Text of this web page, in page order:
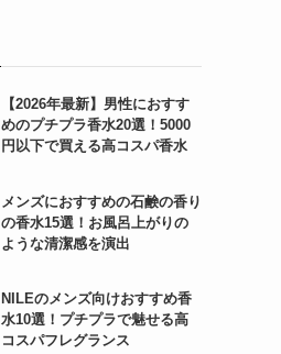
【2026年最新】男性におすす
めのプチプラ香水20選！5000
円以下で買える高コスパ香水
メンズにおすすめの石鹸の香り
の香水15選！お風呂上がりの
ような清潔感を演出
NILEのメンズ向けおすすめ香
水10選！プチプラで魅せる高
コスパフレグランス